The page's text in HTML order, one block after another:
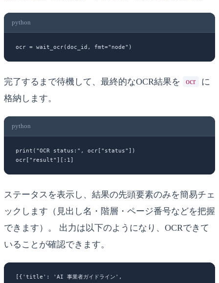
python
ocr = wait_ocr(doc_id, fmt="node" )
完了するまで待機して、最終的なOCR結果を ocr
に
格納します。
python
print ( "OCR status:" , ocr[ "status" ])
ocr[ "result" ][: 1 ]
ステータスを表示し、結果の先頭要素のみを簡易チェ
ックします（見出し名・階層・ページ番号などを把握
できます）。 出力は以下のようになり、OCRできて
いることが確認できます。
[{'title': 'AI 事業者ガイドライン',